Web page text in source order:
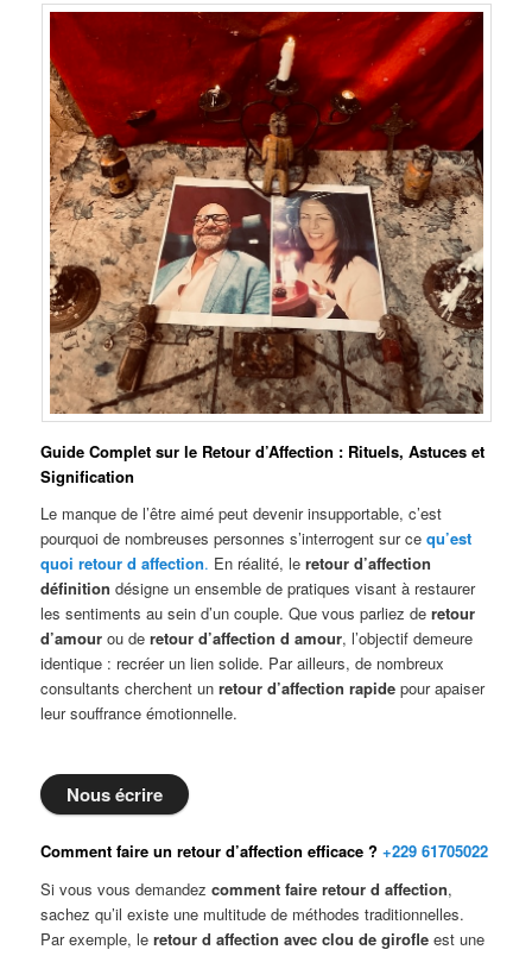
Guide Complet sur le Retour d’Affection : Rituels, Astuces et
Signification
Le manque de l’être aimé peut devenir insupportable, c’est
pourquoi de nombreuses personnes s’interrogent sur cequ’est
quoi retour d affection. En réalité, leretour d’affection
définition désigne un ensemble de pratiques visant à restaurer
les sentiments au sein d’un couple. Que vous parliez deretour
d’amour ou deretour d’affection d amour, l’objectif demeure
identique : recréer un lien solide. Par ailleurs, de nombreux
consultants cherchent unretour d’affection rapide pour apaiser
leur souffrance émotionnelle.
Nous écrire
Comment faire un retour d’affection efficace ?+229 61705022
Si vous vous demandezcomment faire retour d affection,
sachez qu’il existe une multitude de méthodes traditionnelles.
Par exemple, leretour d affection avec clou de girofle est une